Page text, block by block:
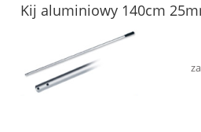
Kij aluminiowy 140cm